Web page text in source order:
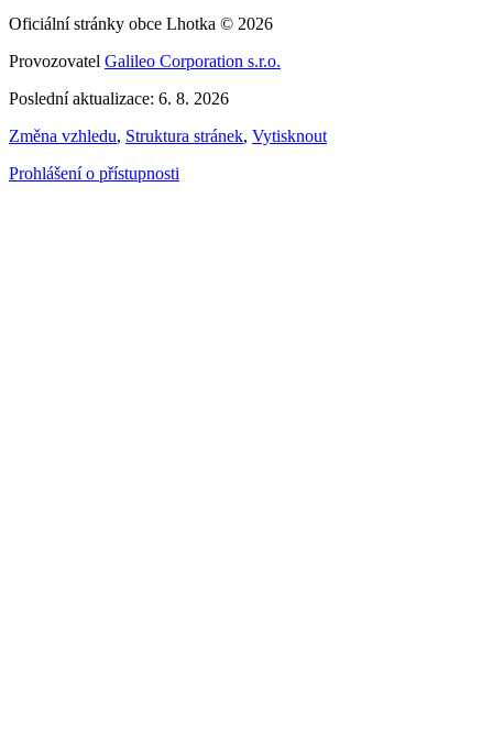
Oficiální stránky obce Lhotka © 2026
Provozovatel Galileo Corporation s.r.o.
Poslední aktualizace: 6. 8. 2026
Změna vzhledu, Struktura stránek, Vytisknout
Prohlášení o přístupnosti